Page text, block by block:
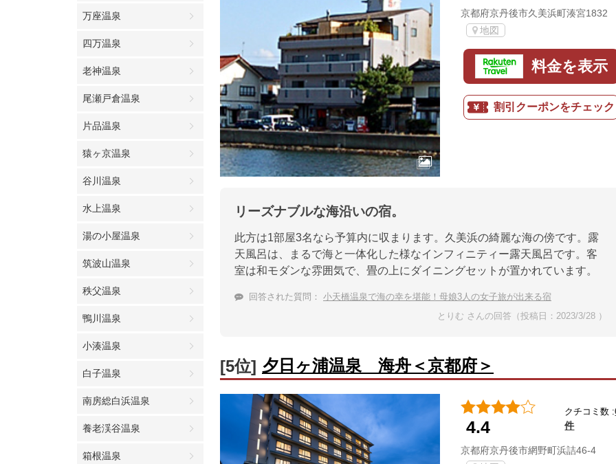
万座温泉
四万温泉
老神温泉
尾瀬戸倉温泉
片品温泉
猿ヶ京温泉
谷川温泉
水上温泉
湯の小屋温泉
筑波山温泉
秩父温泉
鴨川温泉
小湊温泉
白子温泉
南房総白浜温泉
養老渓谷温泉
箱根温泉
京都府京丹後市久美浜町湊宮1832
地図
料金を表示
割引クーポンをチェック
リーズナブルな海沿いの宿。
此方は1部屋3名なら予算内に収まります。久美浜の綺麗な海の傍です。露
天風呂は、まるで海と一体化した様なインフィニティー露天風呂です。客
室は和モダンな雰囲気で、畳の上にダイニングセットが置かれています。
回答された質問： 小天橋温泉で海の幸を堪能！母娘3人の女子旅が出来る宿
とりむ さんの回答（投稿日：2023/3/28 ）
[5位] 夕日ヶ浦温泉 海舟＜京都府＞
4.4
クチコミ数 :
件
京都府京丹後市網野町浜詰46-4